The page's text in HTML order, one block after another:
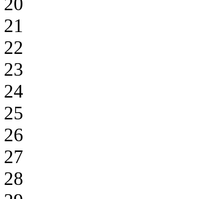
21
22
23
24
25
26
27
28